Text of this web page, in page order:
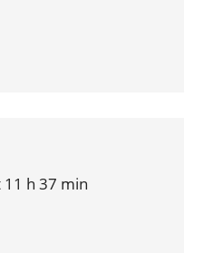
h 37 min